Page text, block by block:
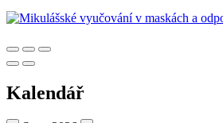
Kalendář